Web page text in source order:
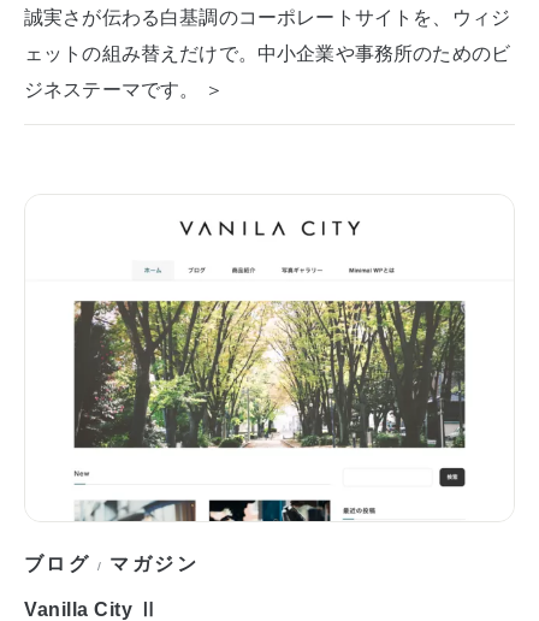
誠実さが伝わる白基調のコーポレートサイトを、ウィジ
ェットの組み替えだけで。中小企業や事務所のためのビ
ジネステーマです。 ＞
ブログ / マガジン
Vanilla City Ⅱ